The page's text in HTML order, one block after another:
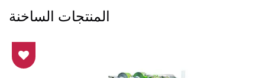
المنتجات الساخنة